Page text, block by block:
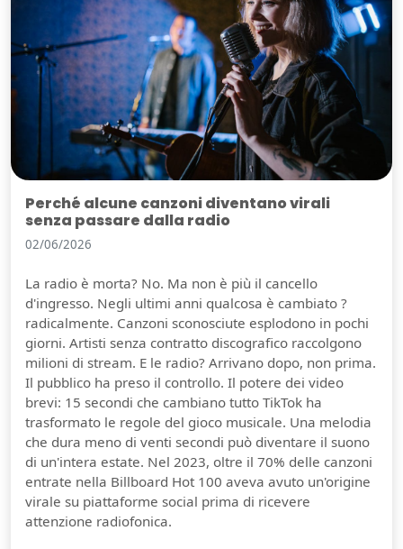
Perché alcune canzoni diventano virali
senza passare dalla radio
02/06/2026
La radio è morta? No. Ma non è più il cancello
d'ingresso. Negli ultimi anni qualcosa è cambiato ?
radicalmente. Canzoni sconosciute esplodono in pochi
giorni. Artisti senza contratto discografico raccolgono
milioni di stream. E le radio? Arrivano dopo, non prima.
Il pubblico ha preso il controllo. Il potere dei video
brevi: 15 secondi che cambiano tutto TikTok ha
trasformato le regole del gioco musicale. Una melodia
che dura meno di venti secondi può diventare il suono
di un'intera estate. Nel 2023, oltre il 70% delle canzoni
entrate nella Billboard Hot 100 aveva avuto un'origine
virale su piattaforme social prima di ricevere
attenzione radiofonica.